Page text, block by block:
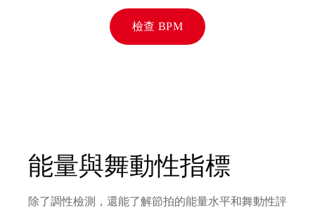
檢查 BPM
能量與舞動性指標
除了調性檢測，還能了解節拍的能量水平和舞動性評